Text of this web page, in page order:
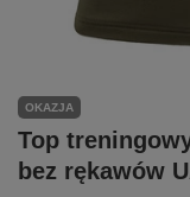
OKAZJA
Top
bez rękawów